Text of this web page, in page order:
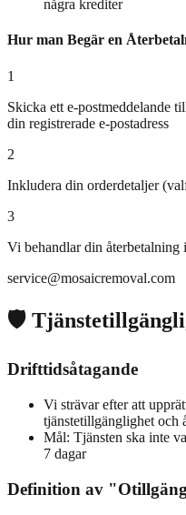
några krediter
Hur man Begär en
1
Skicka ett e-postmeddelande
din registrerade e-postadress
2
Inkludera din orderdetaljer
3
Vi behandlar din återbetalning
service@mosaicremoval.com
🛡️
Drifttidsåtagande
Vi strävar efter att
tjänstetillgänglighet och
Mål: Tjänsten ska inte
7 dagar
Definition av